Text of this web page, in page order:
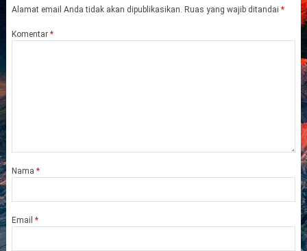
Alamat email Anda tidak akan dipublikasikan. Ruas yang wajib ditandai *
Komentar *
Nama *
Email *